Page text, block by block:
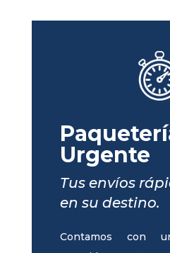
Urgente
Tus envíos
en su destino.
Contamos con